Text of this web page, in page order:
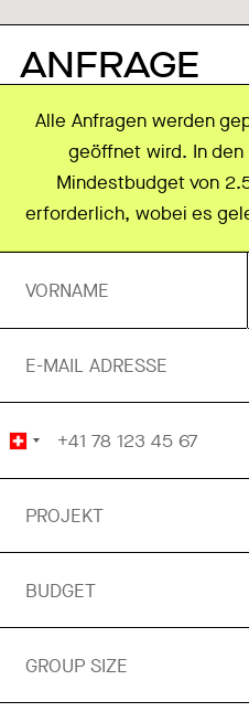
ANFRAGE
Alle Anfragen werden
geöffnet wird. In
Mindestbudget von
erforderlich, wobei es